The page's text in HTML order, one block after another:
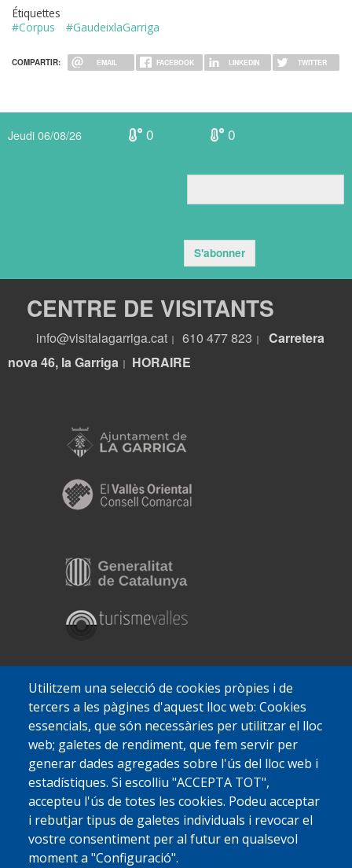
Étiquettes
#Corpus
#GaudeixlaGarriga
COMPARTIR: EMAIL FACEBOOK LINKEDIN TWITTER
Utilitzem una selecció de cookies pròpies i de
tercers a les pàgines d'aquest lloc web: Cookies
essencials, que són necessàries per utilitzar el lloc
web; galetes de rendiment, que fem servir per
generar dades agregades sobre l'ús del lloc web i
estadístiques. Si escolliu "ACCEPTA TOT",
accepteu l'ús de totes les cookies. Podeu acceptar
i rebutjar tipus de galetes individuals i revocar el
vostre consentiment per al futur en qualsevol
moment a "Configuració".
Jeudi 06/08/26 0 0
S'abonner
CENTRE DE VISITANTS
info@visitalagarriga.cat 610 477 823
Carretera
nova 46, la Garriga
HORAIRE